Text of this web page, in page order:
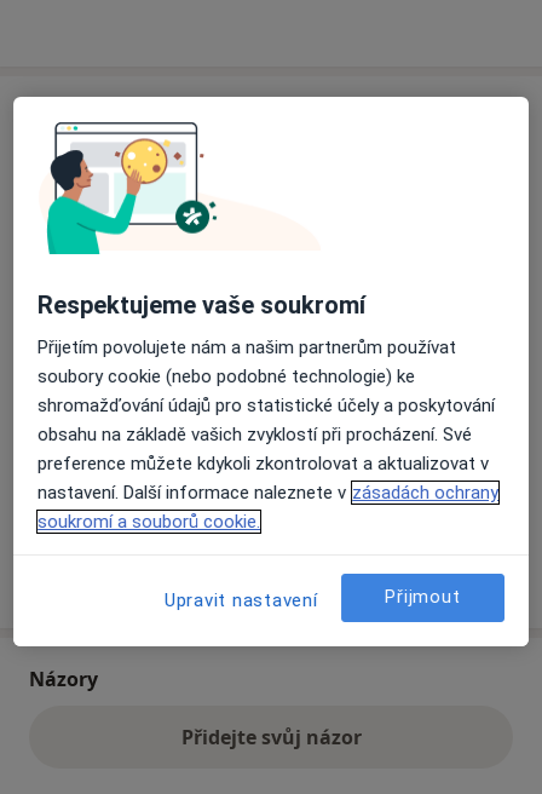
Praktický lékař pro děti a dorost
č.d. 71, Bílovice
Dostupnost
Na této adrese online kalendář není aktivní
Co mám v takové situaci udělat?
Způsoby platby (soukromé návštěvy)
Na teto adrese lékař přijímá pacienty na pojišťovnu
Detaily
o adrese
Názory
Přidejte svůj názor
Respektujeme vaše soukromí
Přijetím povolujete nám a našim partnerům používat
soubory cookie (nebo podobné technologie) ke
shromažďování údajů pro statistické účely a poskytování
obsahu na základě vašich zvyklostí při procházení. Své
preference můžete kdykoli zkontrolovat a aktualizovat v
nastavení. Další informace naleznete v zásadách ochrany
soukromí a souborů cookie.
Upravit nastavení Přijmout